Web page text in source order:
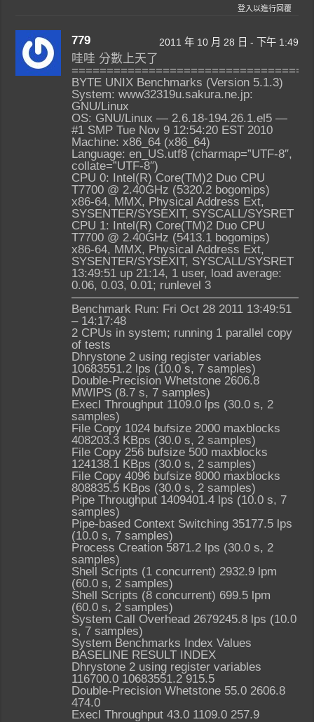
登入以進行回覆
779 2011 年 10 月 28 日 - 下午 1:49
哇哇 分數上天了
BYTE UNIX Benchmarks (Version 5.1.3)
System: www32319u.sakura.ne.jp:
GNU/Linux
OS: GNU/Linux — 2.6.18-194.26.1.el5 —
#1 SMP Tue Nov 9 12:54:20 EST 2010
Machine: x86_64 (x86_64)
Language: en_US.utf8 (charmap=”UTF-8″,
collate=”UTF-8″)
CPU 0: Intel(R) Core(TM)2 Duo CPU
T7700 @ 2.40GHz (5320.2 bogomips)
x86-64, MMX, Physical Address Ext,
SYSENTER/SYSEXIT, SYSCALL/SYSRET
CPU 1: Intel(R) Core(TM)2 Duo CPU
T7700 @ 2.40GHz (5413.1 bogomips)
x86-64, MMX, Physical Address Ext,
SYSENTER/SYSEXIT, SYSCALL/SYSRET
13:49:51 up 21:14, 1 user, load average:
0.06, 0.03, 0.01; runlevel 3
Benchmark Run: Fri Oct 28 2011 13:49:51
– 14:17:48
2 CPUs in system; running 1 parallel copy
of tests
Dhrystone 2 using register variables
10683551.2 lps (10.0 s, 7 samples)
Double-Precision Whetstone 2606.8
MWIPS (8.7 s, 7 samples)
Execl Throughput 1109.0 lps (30.0 s, 2
samples)
File Copy 1024 bufsize 2000 maxblocks
408203.3 KBps (30.0 s, 2 samples)
File Copy 256 bufsize 500 maxblocks
124138.1 KBps (30.0 s, 2 samples)
File Copy 4096 bufsize 8000 maxblocks
808835.5 KBps (30.0 s, 2 samples)
Pipe Throughput 1409401.4 lps (10.0 s, 7
samples)
Pipe-based Context Switching 35177.5 lps
(10.0 s, 7 samples)
Process Creation 5871.2 lps (30.0 s, 2
samples)
Shell Scripts (1 concurrent) 2932.9 lpm
(60.0 s, 2 samples)
Shell Scripts (8 concurrent) 699.5 lpm
(60.0 s, 2 samples)
System Call Overhead 2679245.8 lps (10.0
s, 7 samples)
System Benchmarks Index Values
BASELINE RESULT INDEX
Dhrystone 2 using register variables
116700.0 10683551.2 915.5
Double-Precision Whetstone 55.0 2606.8
474.0
Execl Throughput 43.0 1109.0 257.9